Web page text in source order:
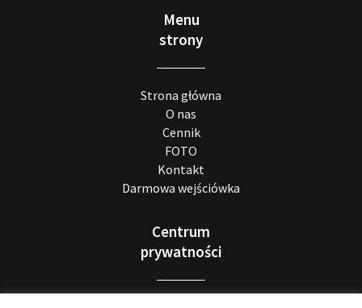
Menu
strony
Strona główna
O nas
Cennik
FOTO
Kontakt
Darmowa wejściówka
Centrum
prywatności